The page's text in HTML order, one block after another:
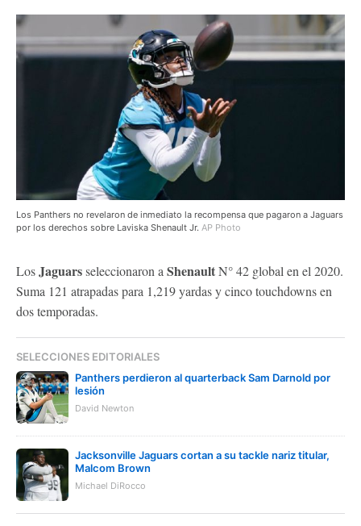
Los Panthers no revelaron de inmediato la recompensa que pagaron a Jaguars
por los derechos sobre Laviska Shenault Jr. AP Photo
LosJaguarsseleccionaron a ShenaultN° 42 global en el 2020.
Suma 121 atrapadas para 1,219 yardas y cinco touchdowns en
dos temporadas.
SELECCIONES EDITORIALES
Panthers perdieron al quarterback Sam Darnold por
lesión
David Newton
Jacksonville Jaguars cortan a su tackle nariz titular,
Malcom Brown
Michael DiRocco